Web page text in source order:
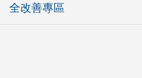
全改善專區